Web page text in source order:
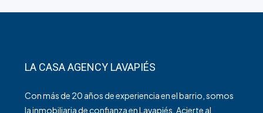
LA CASA AGENCY LAVAPIÉS
Con más de 20 años de experiencia en el barrio, somos
la inmobiliaria de confianza en Lavapiés. Acierte al